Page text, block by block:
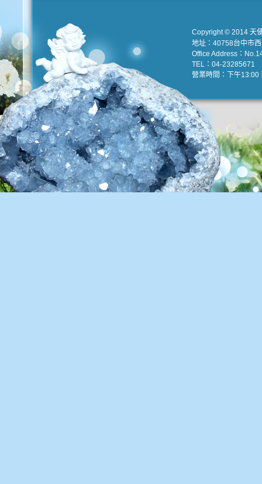
Copyright © 2014 天
地址：40758台中市
Office Address：
TEL：04-23285671
營業時間：下午13:00